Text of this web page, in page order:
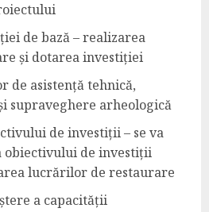
de bază – realizarea
și dotarea investiției
de asistență tehnică,
supraveghere arheologică
de investiții – se va
obiectivului de investiții
lucrărilor de restaurare
a capacității